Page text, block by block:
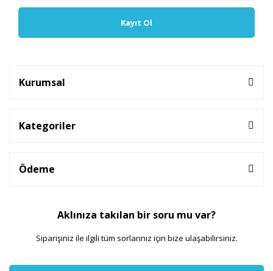
Kayıt Ol
Kurumsal
Kategoriler
Ödeme
Aklınıza takılan bir soru mu var?
Siparişiniz ile ilgili tüm sorlarınız için bize ulaşabilirsiniz.